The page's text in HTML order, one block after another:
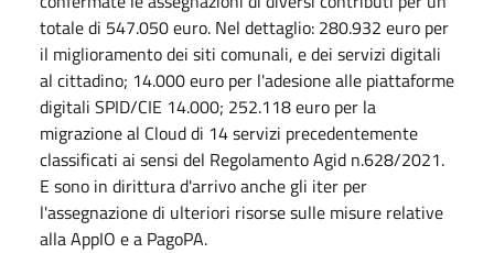
totale di 547.050 euro. Nel dettaglio: 280.932 euro per
il miglioramento dei siti comunali, e dei servizi digitali
al cittadino; 14.000 euro per l'adesione alle piattaforme
digitali SPID/CIE 14.000; 252.118 euro per la
migrazione al Cloud di 14 servizi precedentemente
classificati ai sensi del Regolamento Agid n.628/2021.
E sono in dirittura d'arrivo anche gli iter per
l'assegnazione di ulteriori risorse sulle misure relative
alla AppIO e a PagoPA.